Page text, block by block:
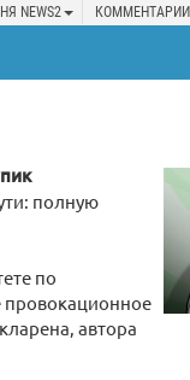
NEWS2 КОММЕНТАРИИ
полную
по
провокационное
автора